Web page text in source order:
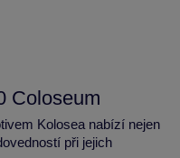
Coloseum
Kolosea nabízí nejen
při jejich